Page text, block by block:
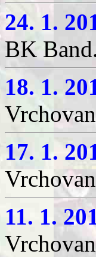
24. 1.
BK
18. 1.
17. 1.
11. 1.